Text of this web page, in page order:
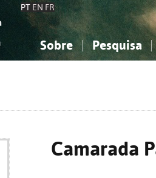
PT EN FR
Sobre Pesquisa
Camarada